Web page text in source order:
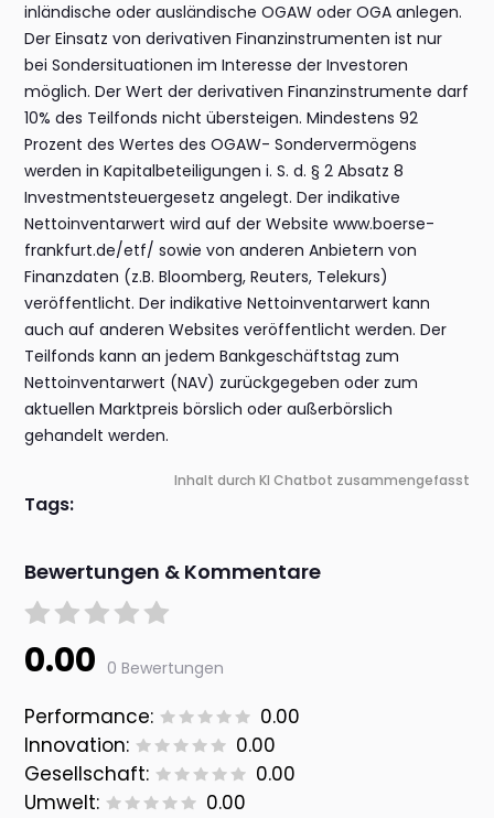
inländische oder ausländische OGAW oder OGA anlegen.
Der Einsatz von derivativen Finanzinstrumenten ist nur
bei Sondersituationen im Interesse der Investoren
möglich. Der Wert der derivativen Finanzinstrumente darf
10% des Teilfonds nicht übersteigen. Mindestens 92
Prozent des Wertes des OGAW- Sondervermögens
werden in Kapitalbeteiligungen i. S. d. § 2 Absatz 8
Investmentsteuergesetz angelegt. Der indikative
Nettoinventarwert wird auf der Website www.boerse-
frankfurt.de/etf/ sowie von anderen Anbietern von
Finanzdaten (z.B. Bloomberg, Reuters, Telekurs)
veröffentlicht. Der indikative Nettoinventarwert kann
auch auf anderen Websites veröffentlicht werden. Der
Teilfonds kann an jedem Bankgeschäftstag zum
Nettoinventarwert (NAV) zurückgegeben oder zum
aktuellen Marktpreis börslich oder außerbörslich
gehandelt werden.
Inhalt durch KI Chatbot zusammengefasst
Tags:
Bewertungen & Kommentare
0.00 0 Bewertungen
Performance:
0.00
Innovation:
0.00
Gesellschaft:
0.00
Umwelt:
0.00